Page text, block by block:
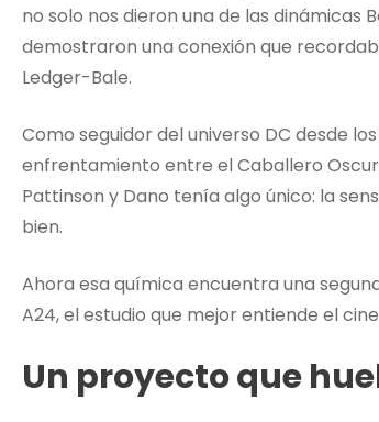
no solo nos dieron una de las dinámicas
demostraron una conexión que
Ledger-Bale.
Como seguidor del universo DC desde
enfrentamiento entre el Caballero
Pattinson y Dano tenía algo único: la
bien.
Ahora esa química encuentra una
A24, el estudio que mejor entiende el
Un proyecto que